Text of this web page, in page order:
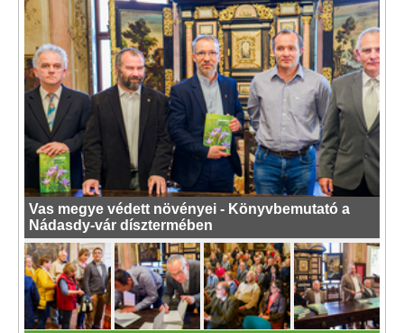
Vas megye védett növényei - Könyvbemutató a
Nádasdy-vár dísztermében